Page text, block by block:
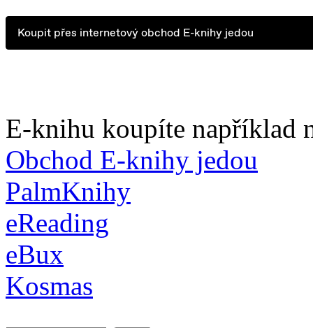
Koupit přes internetový obchod E-knihy jedou
E-knihu koupíte například
Obchod E-knihy jedou
PalmKnihy
eReading
eBux
Kosmas